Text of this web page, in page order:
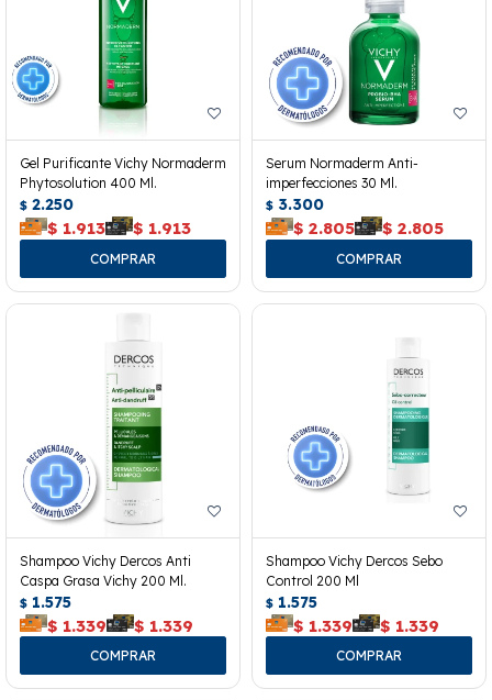
Gel Purificante Vichy Normaderm
Phytosolution 400 Ml.
$ 2.250
$ 1.913 $ 1.913
Serum Normaderm Anti-
imperfecciones 30 Ml.
$ 3.300
$ 2.805 $ 2.805
Shampoo Vichy Dercos Anti
Caspa Grasa Vichy 200 Ml.
$ 1.575
$ 1.339 $ 1.339
Shampoo Vichy Dercos Sebo
Control 200 Ml
$ 1.575
$ 1.339 $ 1.339